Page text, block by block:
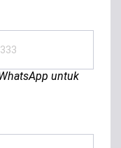
untuk